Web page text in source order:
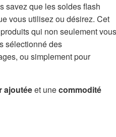
savez que les soldes flash
vous utilisez ou désirez. Cet
qui non seulement vous
sélectionné des
ou simplement pour
ajoutéeet unecommodité